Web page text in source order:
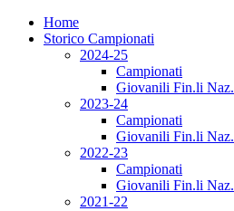
Home
Storico Campionati
2024-25
Campionati
Giovanili Fin.li Naz.
2023-24
Campionati
Giovanili Fin.li Naz.
2022-23
Campionati
Giovanili Fin.li Naz.
2021-22